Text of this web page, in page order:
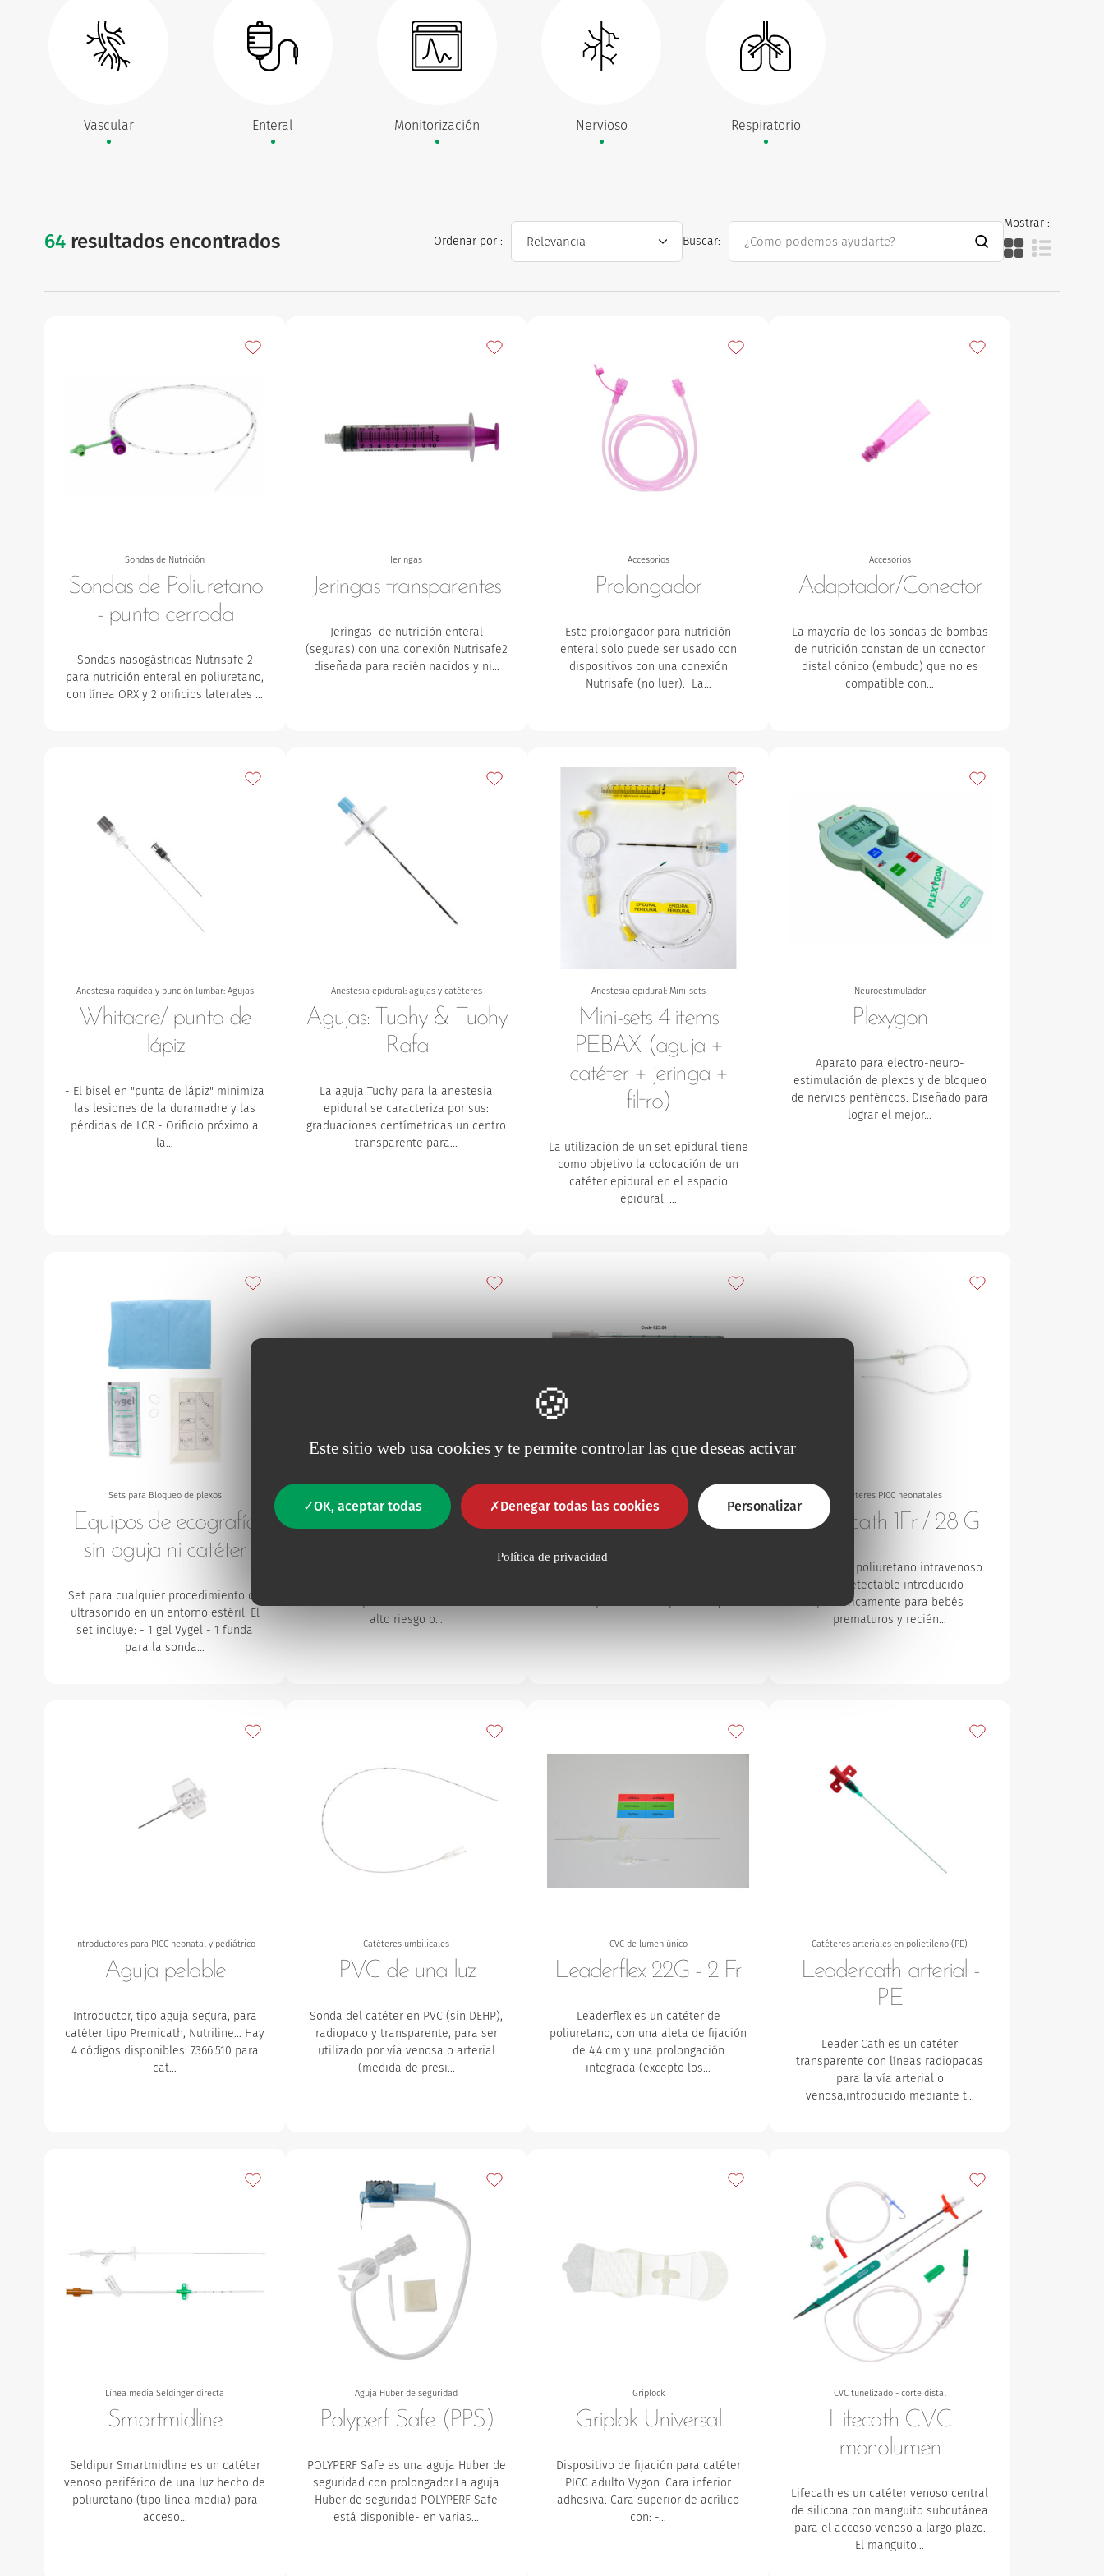
Este sitio web usa cookies y te permite controlar las que deseas activar
OK, aceptar todas Denegar todas las cookies Personalizar
Política de privacidad
Vascular Enteral Monitorización Nervioso Respiratorio
64resultados encontrados Ordenar por : Buscar:
Mostrar :
Sondas de Nutrición
Sondas de Poliuretano
- punta cerrada
Sondas nasogástricas Nutrisafe 2
para nutrición enteral en poliuretano,
con línea ORX y 2 orificios laterales …
Añadir a mis favoritos
Jeringas
Jeringas transparentes
Jeringas de nutrición enteral
(seguras) con una conexión Nutrisafe2
diseñada para recién nacidos y ni…
Añadir a mis favoritos
Accesorios
Prolongador
Este prolongador para nutrición
enteral solo puede ser usado con
dispositivos con una conexión
Nutrisafe (no luer). La…
Añadir a mis favoritos
Accesorios
Adaptador/Conector
La mayoría de los sondas de bombas
de nutrición constan de un conector
distal cónico (embudo) que no es
compatible con…
Añadir a mis favoritos
Anestesia raquídea y punción lumbar: Agujas
Whitacre/ punta de
lápiz
- El bisel en "punta de lápiz" minimiza
las lesiones de la duramadre y las
pérdidas de LCR - Orificio próximo a
la…
Añadir a mis favoritos
Anestesia epidural: agujas y catéteres
Agujas: Tuohy & Tuohy
Rafa
La aguja Tuohy para la anestesia
epidural se caracteriza por sus:
graduaciones centímetricas un centro
transparente para…
Añadir a mis favoritos
Anestesia epidural: Mini-sets
Mini-sets 4 items
PEBAX (aguja +
catéter + jeringa +
filtro)
La utilización de un set epidural tiene
como objetivo la colocación de un
catéter epidural en el espacio
epidural. …
Añadir a mis favoritos
Neuroestimulador
Plexygon
Aparato para electro-neuro-
estimulación de plexos y de bloqueo
de nervios periféricos. Diseñado para
lograr el mejor…
Añadir a mis favoritos
Sets para Bloqueo de plexos
Equipos de ecografía
sin aguja ni catéter
Set para cualquier procedimiento de
ultrasonido en un entorno estéril. El
set incluye: - 1 gel Vygel - 1 funda
para la sonda…
Añadir a mis favoritos
Administración de surfactante
Surfcath
alto riesgo o…
Añadir a mis favoritos
Drenaje torácico
Drenaje torácico con trocar metálico
Añadir a mis favoritos
Catéteres PICC neonatales
Premicath 1Fr / 28 G
Catéter de poliuretano intravenoso
radiodetectable introducido
periféricamente para bebés
prematuros y recién…
Añadir a mis favoritos
Introductores para PICC neonatal y pediátrico
Aguja pelable
Introductor, tipo aguja segura, para
catéter tipo Premicath, Nutriline... Hay
4 códigos disponibles: 7366.510 para
cat…
Añadir a mis favoritos
Catéteres umbilicales
PVC de una luz
Sonda del catéter en PVC (sin DEHP),
radiopaco y transparente, para ser
utilizado por vía venosa o arterial
(medida de presi…
Añadir a mis favoritos
CVC de lumen único
Leaderflex 22G - 2 Fr
Leaderflex es un catéter de
poliuretano, con una aleta de fijación
de 4,4 cm y una prolongación
integrada (excepto los…
Añadir a mis favoritos
Catéteres arteriales en polietileno (PE)
Leadercath arterial -
PE
Leader Cath es un catéter
transparente con líneas radiopacas
para la vía arterial o
venosa,introducido mediante t…
Añadir a mis favoritos
Línea media Seldinger directa
Smartmidline
Seldipur Smartmidline es un catéter
venoso periférico de una luz hecho de
poliuretano (tipo línea media) para
acceso…
Añadir a mis favoritos
Aguja Huber de seguridad
Polyperf Safe (PPS)
POLYPERF Safe es una aguja Huber de
seguridad con prolongador.La aguja
Huber de seguridad POLYPERF Safe
está disponible- en varias…
Añadir a mis favoritos
Griplock
Griplok Universal
Dispositivo de fijación para catéter
PICC adulto Vygon. Cara inferior
adhesiva. Cara superior de acrílico
con: -…
Añadir a mis favoritos
CVC tunelizado - corte distal
Lifecath CVC
monolumen
Lifecath es un catéter venoso central
de silicona con manguito subcutánea
para el acceso venoso a largo plazo.
El manguito…
Añadir a mis favoritos